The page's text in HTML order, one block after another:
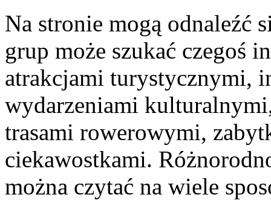
Na stronie mogą odnaleźć
grup może szukać czegoś
atrakcjami turystycznymi,
wydarzeniami
trasami rowerowymi,
ciekawostkami.
można czytać na wiele